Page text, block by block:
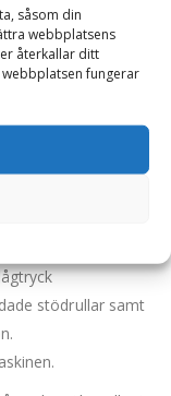
såsom din
webbplatsens
återkallar ditt
fungerar
Vad som
upp större
framåt. Endast
stödrullar samt